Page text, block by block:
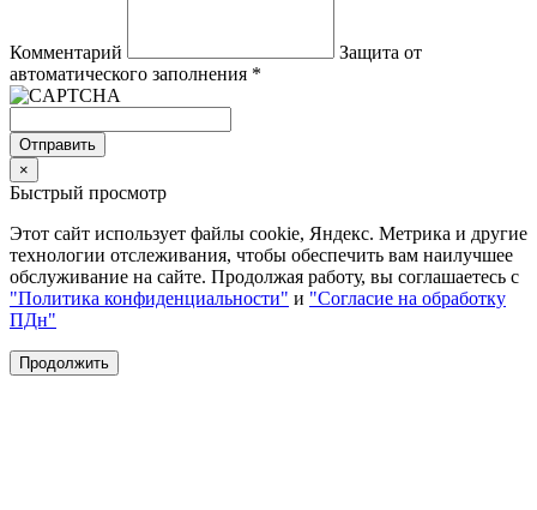
Комментарий
Защита от
автоматического заполнения *
Отправить
×
Быстрый просмотр
Этот сайт использует файлы cookie, Яндекс. Метрика и другие
технологии отслеживания, чтобы обеспечить вам наилучшее
обслуживание на сайте. Продолжая работу, вы соглашаетесь с
"Политика конфиденциальности" и "Согласие на обработку
ПДн"
Продолжить